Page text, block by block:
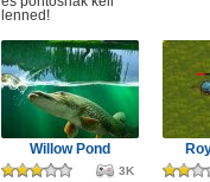
lenned!
Willow Pond
3K